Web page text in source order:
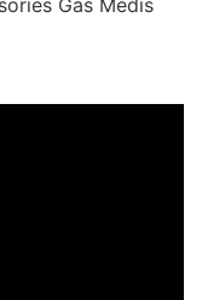
Gas Medis